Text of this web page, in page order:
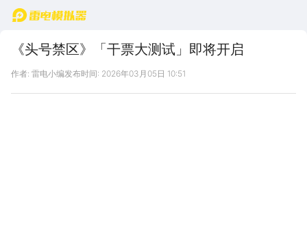
首页
《头号禁区》「干票大测试」即将开启
作者: 雷电小编发布时间: 2026年03月05日 10:51